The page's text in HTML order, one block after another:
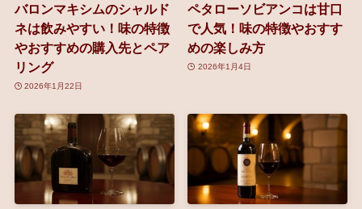
バロンマキシムのシャルド
ネは飲みやすい！味の特徴
やおすすめの購入先とペア
リング
2026年1月22日
ペタローソビアンコは甘口
で人気！味の特徴やおすす
めの楽しみ方
2026年1月4日